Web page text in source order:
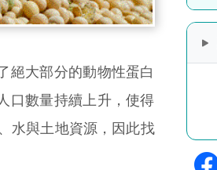
大部分的動物性蛋白
口數量持續上升，使得
水與土地資源，因此找